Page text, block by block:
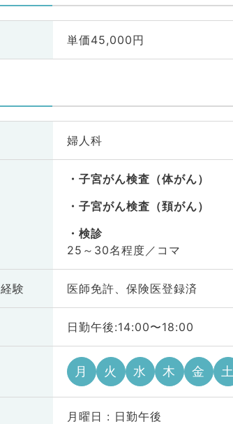
単価45,000円
婦人科
子宮がん検査（体がん）
子宮がん検査（頚がん）
検診
25～30名程度／コマ
経験 医師免許、保険医登録済
日勤午後:14:00〜18:00
月 火 水 木 金 土
月曜日 : 日勤午後